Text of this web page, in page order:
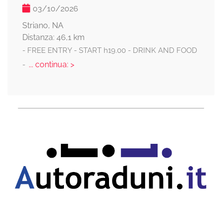
03/10/2026
Striano, NA
Distanza: 46,1 km
- FREE ENTRY - START h19.00 - DRINK AND FOOD
-... continua: >